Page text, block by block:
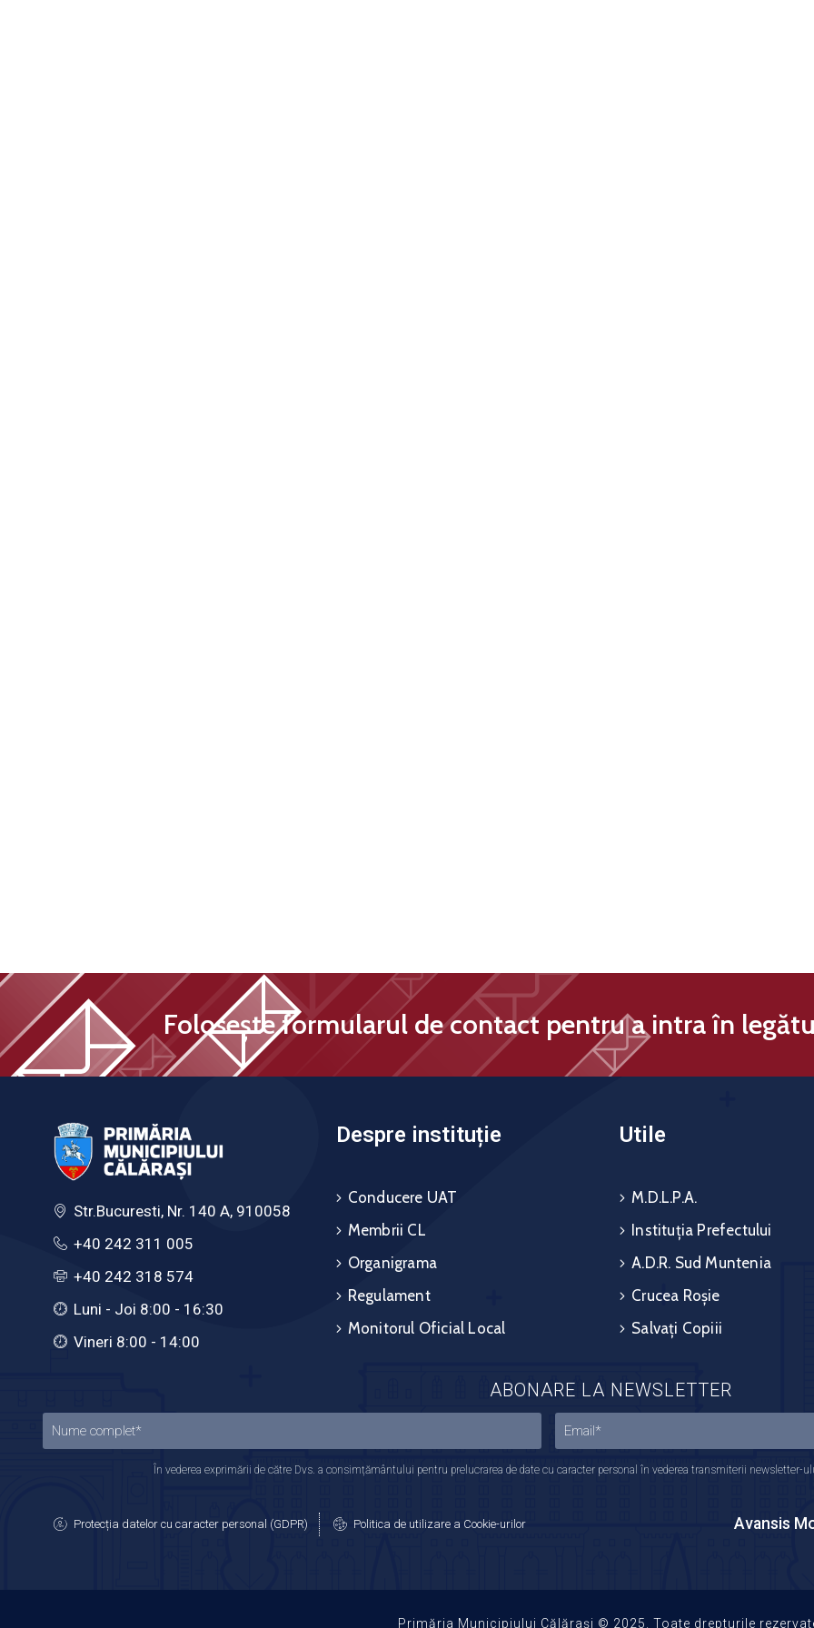
Folosește formularul de contact pentru a intra în
Str.Bucuresti, Nr. 140 A, 910058
+40 242 311 005
+40 242 318 574
Luni - Joi 8:00 - 16:30
Vineri 8:00 - 14:00
Despre instituție
Conducere UAT
Membrii CL
Organigrama
Regulament
Monitorul Oficial Local
Utile
M.D.L.P.A.
Instituția Prefectului
A.D.R. Sud Muntenia
Crucea Roșie
Salvați Copiii
ABONARE LA NEWSLETTER
În vederea exprimării de către Dvs. a consimțământului pentru prelucrarea de date cu caracter personal în vederea transmiterii newsletter-
Protecția datelor cu caracter personal (GDPR) Politica de utilizare a Cookie-urilor Avansis
Primăria Municipiului Călărași © 2025. Toate drepturile